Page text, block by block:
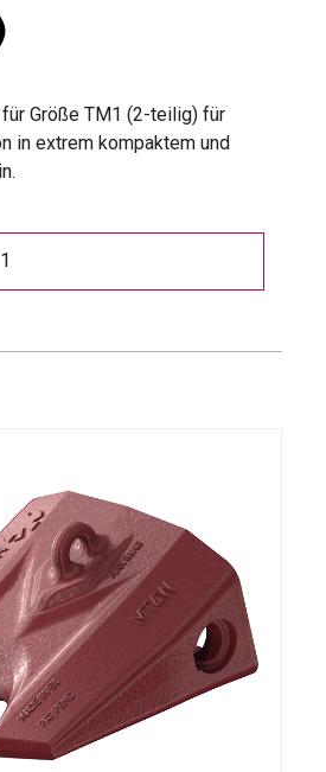
Größe TM1 (2-teilig) für
in extrem kompaktem und
1